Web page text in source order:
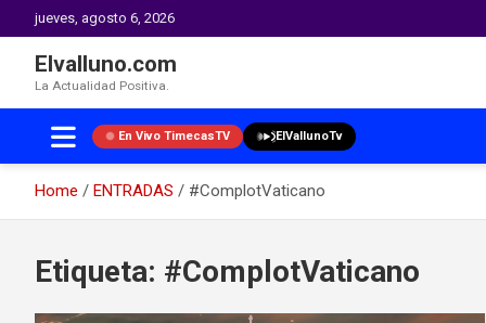
jueves, agosto 6, 2026
Elvalluno.com
La Actualidad Positiva.
En Vivo TimecasTV ElVallunoTv
Home ENTRADAS
#ComplotVaticano
contentEtiqueta: #ComplotVaticano